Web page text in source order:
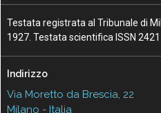
Testata registrata al Tribunale di
1927. Testata scientifica ISSN
Indirizzo
Via Moretto da Brescia, 22
Milano - Italia